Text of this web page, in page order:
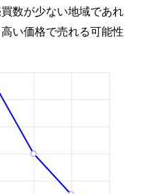
数が少ない地域であれ
い価格で売れる可能性